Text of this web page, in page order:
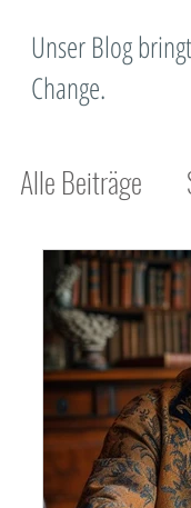
Unser Blog
Change.
Alle Beiträge